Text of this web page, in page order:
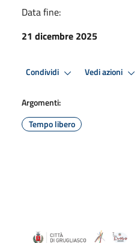
Data fine:
21 dicembre 2025
Condividi Vedi azioni
Argomenti:
Tempo libero